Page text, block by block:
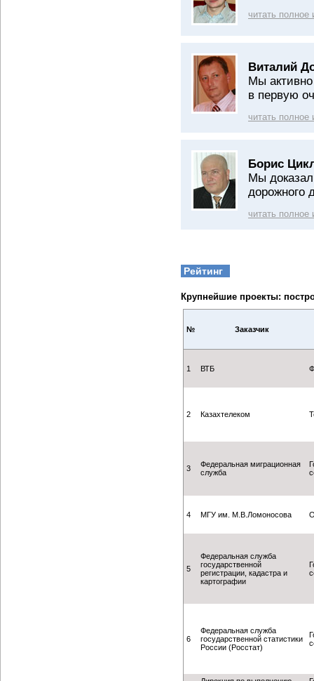
читать полное
Виталий
Мы
в первую
читать полное
Борис
Мы
дорожного
читать полное
Рейтинг
Крупнейшие проекты:
№ Заказчик
1 ВТБ
2 Казахтелеком
3
Федеральная миграционная
служба
4 МГУ им. М.В.Ломоносова
5
Федеральная служба
государственной
регистрации, кадастра и
картографии
6
Федеральная служба
государственной статистики
России (Росстат)